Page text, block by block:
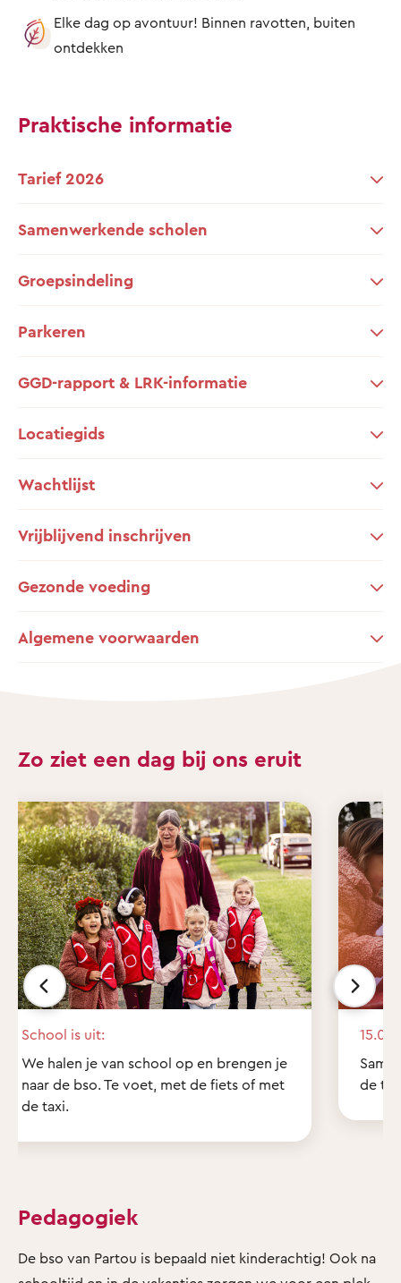
Elke dag op avontuur! Binnen ravotten, buiten
ontdekken
Praktische informatie
Tarief 2026
Samenwerkende scholen
Groepsindeling
Parkeren
GGD-rapport & LRK-informatie
Locatiegids
Wachtlijst
Vrijblijvend inschrijven
Gezonde voeding
Algemene voorwaarden
Zo ziet een dag bij ons eruit
School is uit:
We halen je van school op en brengen je
naar de bso. Te voet, met de fiets of met
de taxi.
15.00
de
Pedagogiek
De bso van Partou is bepaald niet kinderachtig! Ook na